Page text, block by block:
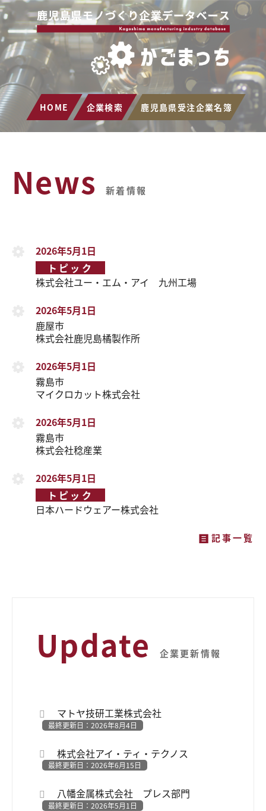
HOME 企業検索 鹿児島県受注企業名簿
News 新着情報
2026年5月1日
トピック
株式会社ユー・エム・アイ 九州工場
2026年5月1日
鹿屋市
株式会社鹿児島橘製作所
2026年5月1日
霧島市
マイクロカット株式会社
2026年5月1日
霧島市
株式会社稔産業
2026年5月1日
トピック
日本ハードウェアー株式会社
記事一覧
Update 企業更新情報
マトヤ技研工業株式会社
最終更新日：2026年8月4日
株式会社アイ・ティ・テクノス
最終更新日：2026年6月15日
八幡金属株式会社 プレス部門
最終更新日：2026年5月1日